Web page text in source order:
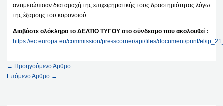
αντιμετώπισαν διαταραχή της επιχειρηματικής τους δραστηριότητας λόγω
της έξαρσης του κορονοϊού.
Διαβάστε ολόκληρο το ΔΕΛΤΙΟ ΤΥΠΟΥ στο σύνδεσμο που ακολουθεί :
https://ec.europa.eu/commission/presscorner/api/files/document/print/el/
← Προηγούμενο Άρθρο
Επόμενο Άρθρο →